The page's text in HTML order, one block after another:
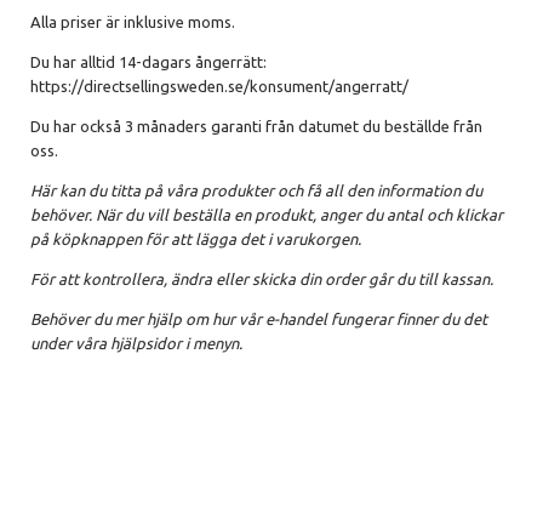
Alla priser är inklusive moms.
Du har alltid 14-dagars ångerrätt:
https://directsellingsweden.se/konsument/angerratt/
Du har också 3 månaders garanti från datumet du beställde från
oss.
Här kan du titta på våra produkter och få all den information du
behöver. När du vill beställa en produkt, anger du antal och klickar
på köpknappen för att lägga det i varukorgen.
För att kontrollera, ändra eller skicka din order går du till kassan.
Behöver du mer hjälp om hur vår e-handel fungerar finner du det
under våra hjälpsidor i menyn.